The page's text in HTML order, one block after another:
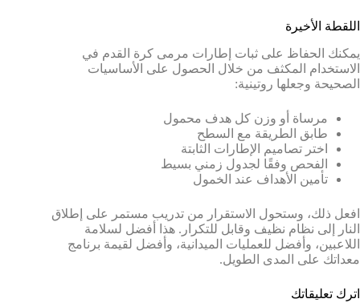
اللقطة الأخيرة
يمكنك الحفاظ على ثبات إطارات مرمى كرة القدم في
الاستخدام المكثف من خلال الحصول على الأساسيات
الصحيحة وجعلها روتينية:
مرساة أو وزن كل هدف محمول
طابق الطريقة مع السطح
اختر تصاميم الإطارات الثابتة
الفحص وفقًا لجدول زمني بسيط
تأمين الأهداف عند الخمول
افعل ذلك، وستحول الاستقرار من تدريب مستمر على إطلاق
النار إلى نظام نظيف وقابل للتكرار. هذا أفضل لسلامة
اللاعبين، وأفضل للعمليات الميدانية، وأفضل لقيمة برنامج
معداتك على المدى الطويل.
اترك تعليقاتك